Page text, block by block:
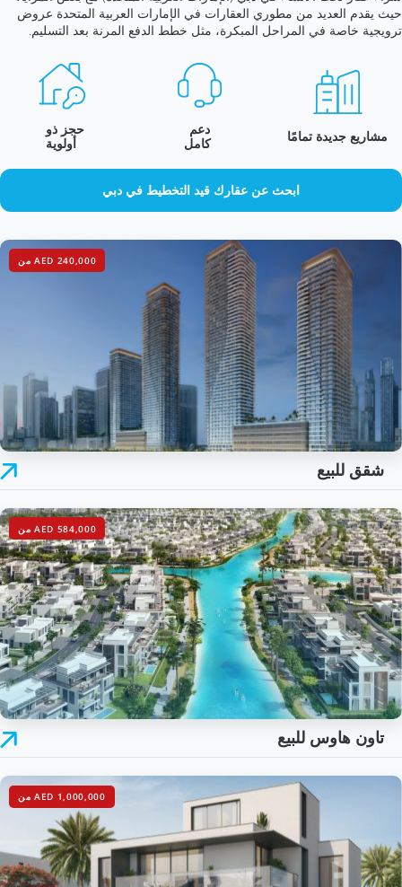
حيث يقدم العديد من مطوري العقارات في الإمارات العربية المتحدة عروض
ترويجية خاصة في المراحل المبكرة، مثل خطط الدفع المرنة بعد التسليم.
مشاريع جديدة تمامًا
دعم
كامل
حجز ذو
أولوية
ابحث عن عقارك قيد التخطيط في دبي
AED 240,000 من
شقق للبيع
AED 584,000 من
تاون هاوس للبيع
AED 1,000,000 من